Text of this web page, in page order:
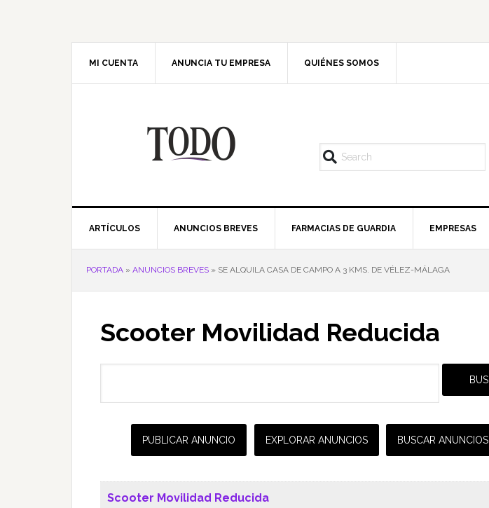
MI CUENTA ANUNCIA TU EMPRESA QUIÉNES SOMOS
ARTÍCULOS ANUNCIOS BREVES FARMACIAS DE GUARDIA EMPRESAS
PORTADA » ANUNCIOS BREVES » SE ALQUILA CASA DE CAMPO A 3 KMS. DE VÉLEZ-MÁLAGA
Scooter Movilidad Reducida
PUBLICAR ANUNCIO EXPLORAR ANUNCIOS BUSCAR ANUNCIOS
Scooter Movilidad Reducida